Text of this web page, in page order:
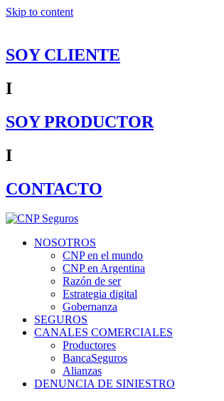
Skip to content
SOY CLIENTE
I
SOY PRODUCTOR
I
CONTACTO
NOSOTROS
CNP en el mundo
CNP en Argentina
Razón de ser
Estrategia digital
Gobernanza
SEGUROS
CANALES COMERCIALES
Productores
BancaSeguros
Alianzas
DENUNCIA DE SINIESTRO